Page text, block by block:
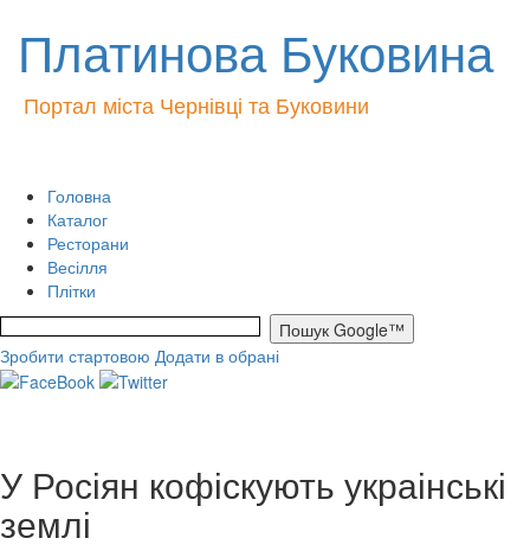
Платинова Буковина
Портал міста Чернівці та Буковини
Головна
Каталог
Ресторани
Весілля
Плітки
Зробити стартовою Додати в обрані
У Росіян кофіскують украінські
землі